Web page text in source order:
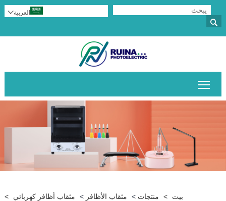

العربية
بيت > منتجات > مثقاب الأظافر > مثقاب أظافر كهربائي
>